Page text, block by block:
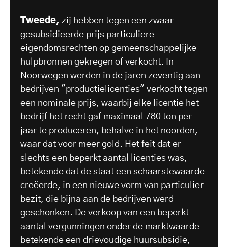
Tweede, zij hebben tegen een zwaar
gesubsidieerde prijs particuliere
eigendomsrechten op gemeenschappelijke
hulpbronnen gekregen of verkocht. In
Noorwegen werden in de jaren zeventig aan
bedrijven "productielicenties" verkocht tegen
een nominale prijs, waarbij elke licentie het
bedrijf het recht gaf maximaal 780 ton per
jaar te produceren, behalve in het noorden,
waar dat voor meer gold. Het feit dat er
slechts een beperkt aantal licenties was,
betekende dat de staat een schaarstewaarde
creëerde, in een nieuwe vorm van particulier
bezit, die bijna aan de bedrijven werd
geschonken. De verkoop van een beperkt
aantal vergunningen onder de marktwaarde
betekende een drievoudige huursubsidie,